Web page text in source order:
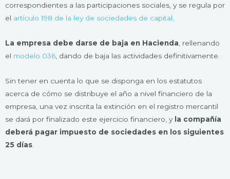
correspondientes a las participaciones sociales, y se regula por
el artículo 198 de la ley de sociedades de capital
La empresa debe darse de baja en Hacienda , rellenando
el modelo 036 , dando de baja las actividades definitivamente.
Sin tener en cuenta lo que se disponga en los estatutos
acerca de cómo se distribuye el año a nivel financiero de la
empresa, una vez inscrita la extinción en el registro mercantil
se dará por finalizado este ejercicio financiero, y la compañía
deberá pagar impuesto de sociedades en los siguientes
25 días